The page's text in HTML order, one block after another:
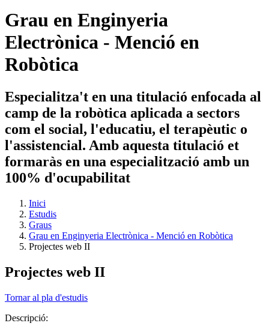
Grau en Enginyeria
Electrònica - Menció en
Robòtica
Especialitza't en una titulació enfocada al
camp de la robòtica aplicada a sectors
com el social, l'educatiu, el terapèutic o
l'assistencial. Amb aquesta titulació et
formaràs en una especialització amb un
100% d'ocupabilitat
Inici
Estudis
Graus
Grau en Enginyeria Electrònica - Menció en Robòtica
Projectes web II
Projectes web II
Tornar al pla d'estudis
Descripció: